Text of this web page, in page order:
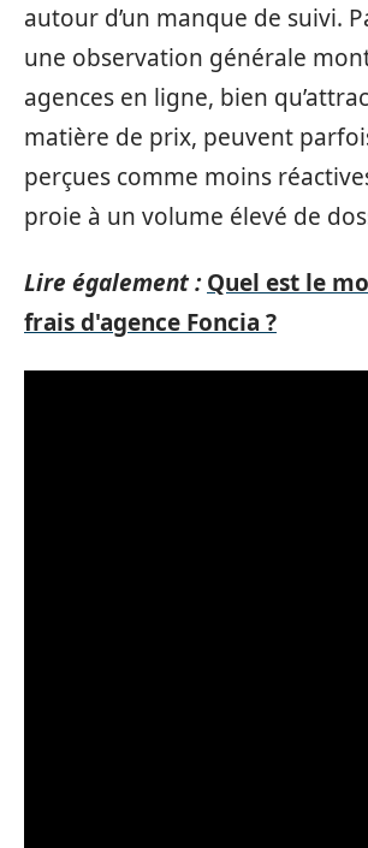
autour d’un manque de suivi.
une observation générale
agences en ligne, bien
matière de prix, peuvent
perçues comme moins
proie à un volume élevé de
Lire également : Quel est le
frais d'agence Foncia ?